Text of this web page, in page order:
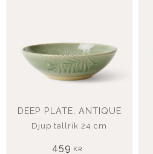
DEEP PLATE, ANTIQUE
Djup tallrik 24 cm
459 KR